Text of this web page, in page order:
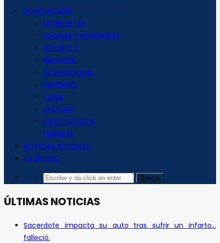
NOTICIAS 2019
ENTREVISTAS
LOCALES Y REGIONALES
REPORTE 7
NACIONAL
INTERNACIONAL
DEPORTES
CLIMA
CULTURA
ESPECTACULOS
FINANZAS
NOTICIAS ACTUALES
TV EN VIVO
ÚLTIMAS NOTICIAS
Sacerdote impacta su auto tras sufrir un infarto…
falleció.